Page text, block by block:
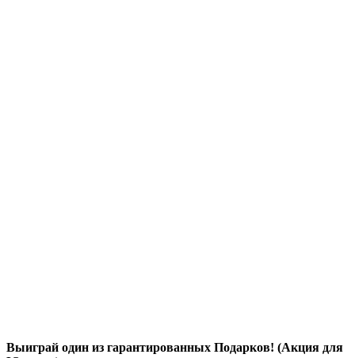
Выиграй один из гарантированных Подарков! (Акция для